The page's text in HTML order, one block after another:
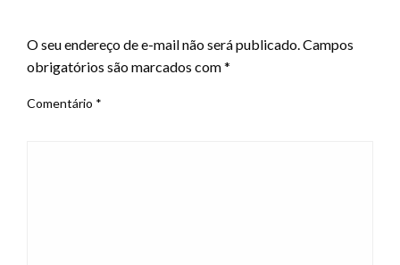
O seu endereço de e-mail não será publicado.Campos
obrigatórios são marcados com*
Comentário *